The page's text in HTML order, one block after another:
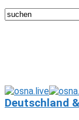
Deutschland